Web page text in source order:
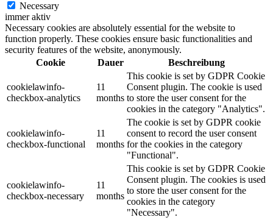
Necessary
immer aktiv
Necessary cookies are absolutely essential for the website to
function properly. These cookies ensure basic functionalities and
security features of the website, anonymously.
Cookie
Dauer Beschreibung
cookielawinfo-
checkbox-analytics
11
months
This cookie is set by GDPR Cookie
Consent plugin. The cookie is used
to store the user consent for the
cookies in the category "Analytics".
cookielawinfo-
checkbox-functional
11
months
The cookie is set by GDPR cookie
consent to record the user consent
for the cookies in the category
"Functional".
cookielawinfo-
checkbox-necessary
11
months
This cookie is set by GDPR Cookie
Consent plugin. The cookies is used
to store the user consent for the
cookies in the category
"Necessary".